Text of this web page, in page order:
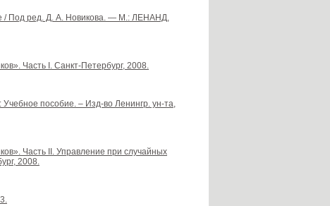
/ Под ред. Д. А. Новикова. — М.: ЛЕНАНД,
Часть I. Санкт-Петербург, 2008.
пособие. – Изд-во Ленингр. ун-та,
Часть II. Управление при случайных
2008.